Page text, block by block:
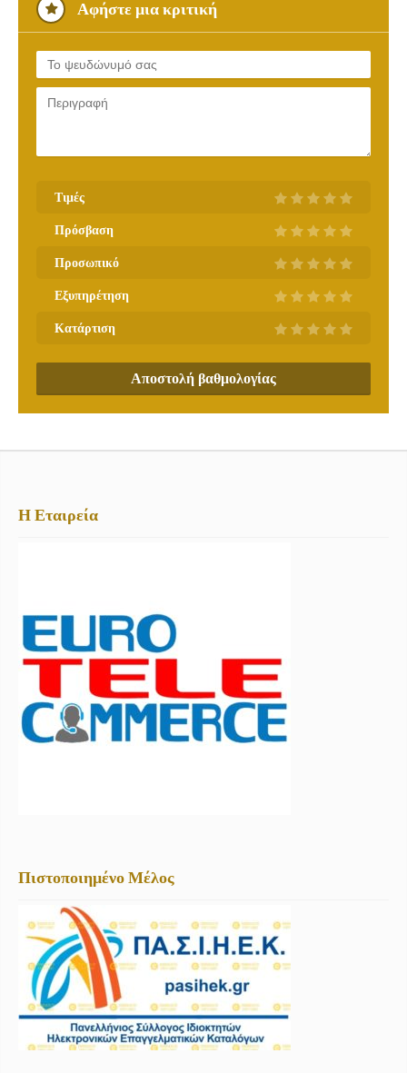
Αφήστε μια κριτική
Τιμές
Πρόσβαση
Προσωπικό
Εξυπηρέτηση
Κατάρτιση
Αποστολή βαθμολογίας
Η Εταιρεία
Πιστοποιημένο Μέλος